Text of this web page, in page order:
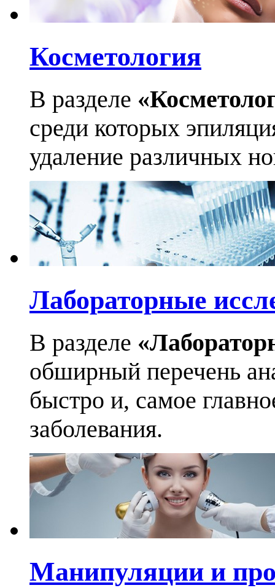
Косметология
В разделе
среди которых
удаление различных
Лабораторные
В разделе
обширный перечень
быстро и, самое
заболевания.
Манипуляции и